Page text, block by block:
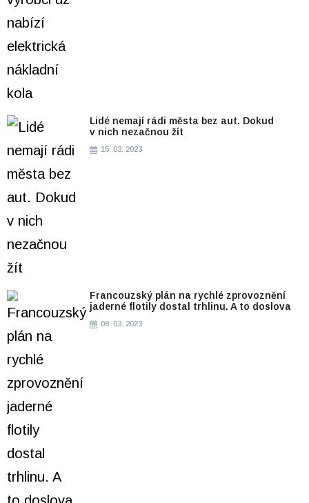
Lidé nemají rádi města bez aut. Dokud
v nich nezačnou žít
15. 03. 2023
Francouzský plán na rychlé zprovoznění
jaderné flotily dostal trhlinu. A to doslova
08. 03. 2023